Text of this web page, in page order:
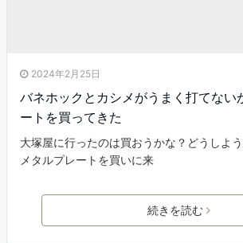
2024年2月25日
バネホックとカシメがうまく打てない
ートを買ってきた
大塚屋に行ったのは買おうかな？どうしよ
メタルプレートを買いに来
続きを読む